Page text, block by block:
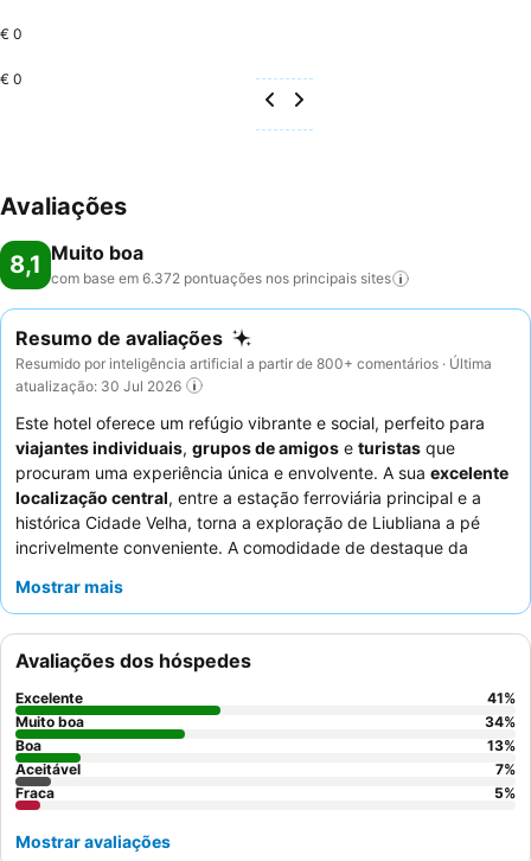
€ 0
€ 0
Avaliações
8,1 Muito boa
com base em 6.372 pontuações nos principais sites
Resumo de avaliações
Resumido por inteligência artificial a partir de 800+ comentários · Última
atualização: 30 Jul 2026
Este hotel oferece um refúgio vibrante e social, perfeito para
viajantes individuais, grupos de amigos e turistas que
procuram uma experiência única e envolvente. A sua excelente
localização central, entre a estação ferroviária principal e a
histórica Cidade Velha, torna a exploração de Liubliana a pé
incrivelmente conveniente. A comodidade de destaque da
terraço no último piso
funcionários excecionais
o buffet de pequeno-almoço oferece uma boa variedade de
opções. Para uma estadia verdadeiramente distinta, considere
reservar um dos
alojamento inovadora.
Mostrar mais
Avaliações dos hóspedes
Excelente 41%
Muito boa
34%
Boa
13%
Aceitável
7%
Fraca
5%
Mostrar avaliações